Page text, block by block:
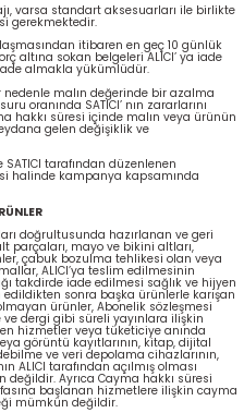
varsa standart aksesuarları ile birlikte
gerekmektedir.
itibaren en geç 10 günlük
altına sokan belgeleri ALICI’ ya iade
almakla yükümlüdür.
nedenle malın değerinde bir azalma
oranında SATICI’ nın zararlarını
hakkı süresi içinde malın veya ürünün
gelen değişiklik ve
tarafından düzenlenen
halinde kampanya kapsamında
doğrultusunda hazırlanan ve geri
parçaları, mayo ve bikini altları,
çabuk bozulma tehlikesi olan veya
ALICI’ya teslim edilmesinin
takdirde iade edilmesi sağlık ve hijyen
sonra başka ürünlerle karışan
ürünler, Abonelik sözleşmesi
dergi gibi süreli yayınlara ilişkin
hizmetler veya tüketiciye anında
görüntü kayıtlarının, kitap, dijital
ve veri depolama cihazlarının,
ALICI tarafından açılmış olması
Ayrıca Cayma hakkı süresi
başlanan hizmetlere ilişkin cayma
mümkün değildir.